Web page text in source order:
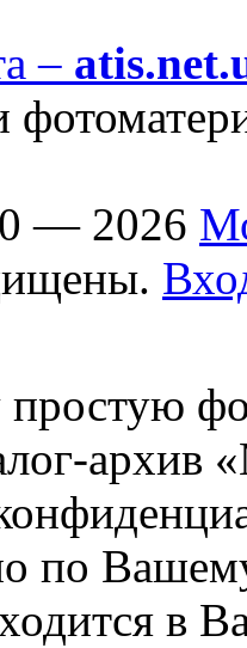
–
— 2026
простую
архив
по
в